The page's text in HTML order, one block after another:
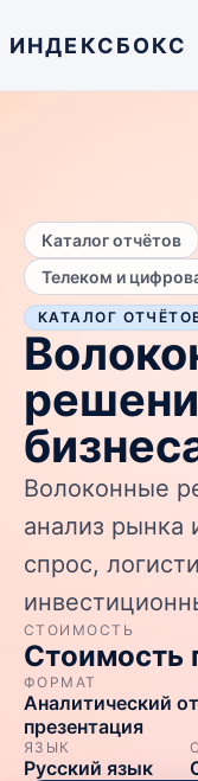
ИНДЕКСБОКС
Каталог отчётов
Телеком и
КАТАЛОГ
Волоконные
анализ рынка
спрос,
СТОИМОСТЬ
Стоимость
ФОРМАТ
Аналитический
презентация
ЯЗЫК
Русский язык